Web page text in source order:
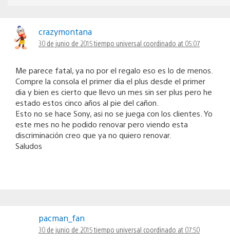
crazymontana
30 de junio de 2015 tiempo universal coordinado at 05:07
Me parece fatal, ya no por el regalo eso es lo de menos.
Compre la consola el primer dia el plus desde el primer
dia y bien es cierto que llevo un mes sin ser plus pero he
estado estos cinco años al pie del cañon.
Esto no se hace Sony, asi no se juega con los clientes. Yo
este mes no he podido renovar pero viendo esta
discriminación creo que ya no quiero renovar.
Saludos
pacman_fan
30 de junio de 2015 tiempo universal coordinado at 07:50